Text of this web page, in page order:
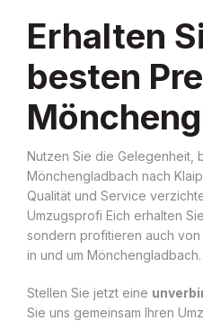
Erhalten
besten
Nutzen Sie die Gelegenheit,
Mönchengladbach nach
Qualität und Service
Umzugsprofi Eich erhalten
sondern profitieren auch
in und um Mönchengladbach.
Stellen Sie jetzt eine
Sie uns gemeinsam Ihren